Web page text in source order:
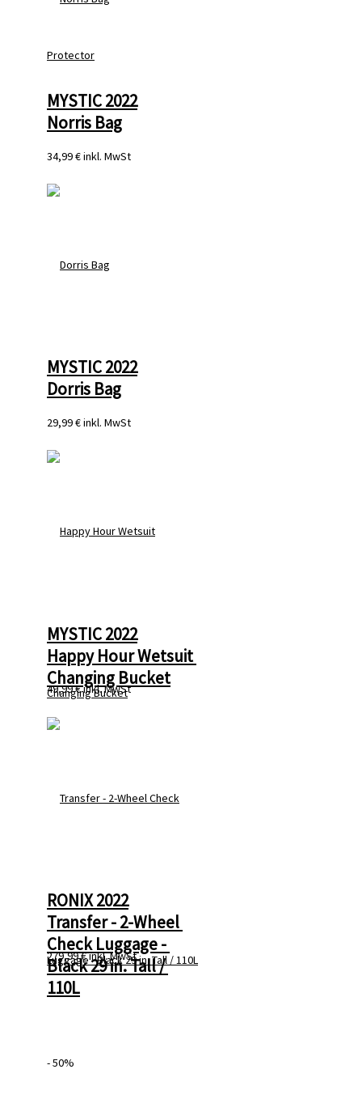
MYSTIC 2022
Norris Bag
34,99 €inkl. MwSt
MYSTIC 2022
Dorris Bag
29,99 €inkl. MwSt
MYSTIC 2022
Happy Hour Wetsuit
Changing Bucket
49,99 €inkl. MwSt
RONIX 2022
Transfer - 2-Wheel
Check Luggage -
Black 29 in. Tall /
110L
279,99 €inkl. MwSt
- 50%